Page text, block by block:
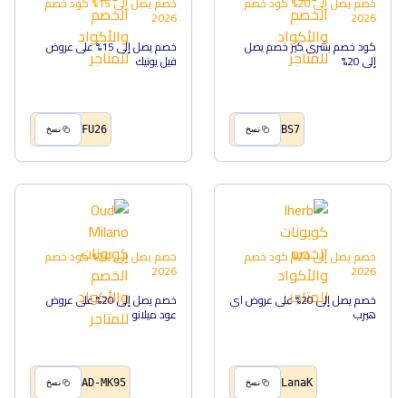
2026
كود خصم بشرى كير خصم يصل
إلى 20%
BS7 نسخ
2026
خصم يصل إلى 15% على عروض
فيل يونيك
FU26 نسخ
خصم يصل إلى 20% كود خصم
2026
خصم يصل إلى 20% على عروض اي
هيرب
LanaK نسخ
خصم يصل إلى 20% كود خصم
2026
خصم يصل إلى 20% على عروض
عود ميلانو
AD-MK95 نسخ